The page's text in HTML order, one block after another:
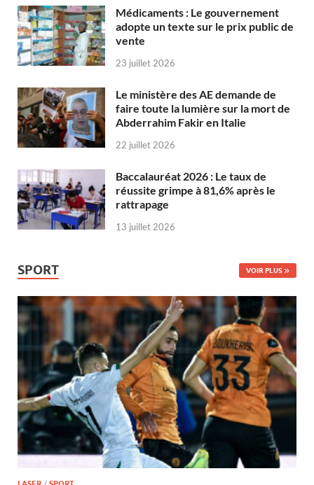
Médicaments : Le gouvernement
adopte un texte sur le prix public de
vente
23 juillet 2026
Le ministère des AE demande de
faire toute la lumière sur la mort de
Abderrahim Fakir en Italie
22 juillet 2026
Baccalauréat 2026 : Le taux de
réussite grimpe à 81,6% après le
rattrapage
13 juillet 2026
SPORT VOIR PLUS